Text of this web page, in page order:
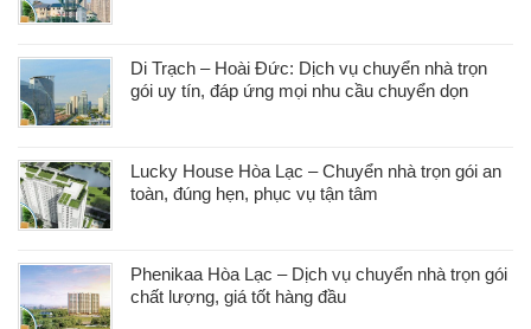
Di Trạch – Hoài Đức: Dịch vụ chuyển nhà trọn
gói uy tín, đáp ứng mọi nhu cầu chuyển dọn
Lucky House Hòa Lạc – Chuyển nhà trọn gói an
toàn, đúng hẹn, phục vụ tận tâm
Phenikaa Hòa Lạc – Dịch vụ chuyển nhà trọn gói
chất lượng, giá tốt hàng đầu